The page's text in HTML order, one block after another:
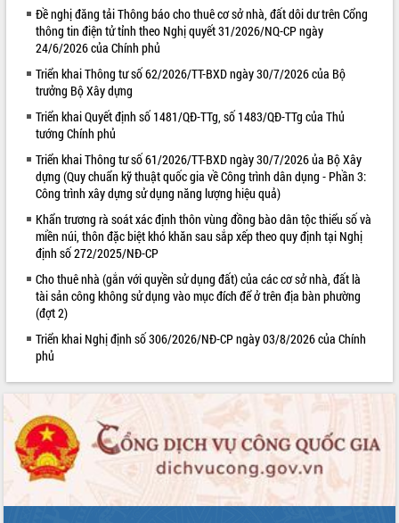
UBND tỉnh Đắk Lắk triển khai nhiệm
vụ 6 tháng cuối năm 2026
Kỳ họp thứ Hai, Hội đồng nhân dân
tỉnh khóa XI quyết nghị nhiều nội dung
quan trọng
Bí thư Tỉnh ủy Lương Nguyễn Minh
Triết thăm, tặng quà người có công với
cách mạng
Rà soát, hoàn thiện hệ thống thiết chế
văn hóa, thể thao đáp ứng yêu cầu
phát triển mới
Thường trực HĐND tỉnh Đắk Lắk gặp
mặt Đoàn chuyên gia y tế TP. Hồ Chí
Minh
Lễ truy điệu và an táng hài cốt liệt sĩ
tại Nghĩa trang Liệt sĩ xã Sơn Hòa
Bàn giải pháp tháo gỡ khó khăn trong
xuất khẩu sầu riêng và triển khai quy
định EUDR
Thứ trưởng Bộ Nông nghiệp và Môi
trường Nguyễn Hoàng Hiệp khảo sát
vùng trồng và doanh nghiệp đóng gói
sầu riêng tại Đắk Lắk
Trình diễn nghệ thuật chế biến các
món ăn từ sầu riêng
Đắk Lắk công bố Quy hoạch và xúc
ALBUM ẢNH
LIÊN KẾT WEB
Đề nghị đăng tải Thông báo cho thuê cơ sở nhà, đất dôi dư trên Cổng
thông tin điện tử tỉnh theo Nghị quyết 31/2026/NQ-CP ngày
24/6/2026 của Chính phủ
Triển khai Thông tư số 62/2026/TT-BXD ngày 30/7/2026 của Bộ
trưởng Bộ Xây dựng
Triển khai Quyết định số 1481/QĐ-TTg, số 1483/QĐ-TTg của Thủ
tướng Chính phủ
Triển khai Thông tư số 61/2026/TT-BXD ngày 30/7/2026 ủa Bộ Xây
dựng (Quy chuẩn kỹ thuật quốc gia về Công trình dân dụng - Phần 3:
Công trình xây dựng sử dụng năng lượng hiệu quả)
Khẩn trương rà soát xác định thôn vùng đồng bào dân tộc thiểu số và
miền núi, thôn đặc biệt khó khăn sau sắp xếp theo quy định tại Nghị
định số 272/2025/NĐ-CP
Cho thuê nhà (gắn với quyền sử dụng đất) của các cơ sở nhà, đất là
tài sản công không sử dụng vào mục đích để ở trên địa bàn phường
(đợt 2)
Triển khai Nghị định số 306/2026/NĐ-CP ngày 03/8/2026 của Chính
phủ